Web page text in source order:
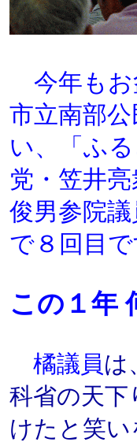
今年もお
市立南部
い、「ふ
党・笠井
俊男参院
で８回目で
この１年
橘議員は
科省の天下
けたと笑